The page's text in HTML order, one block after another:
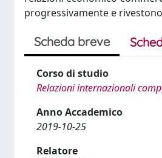
progressivamente e
Scheda breve
Corso di studio
Relazioni internazionali
Anno Accademico
2019-10-25
Relatore